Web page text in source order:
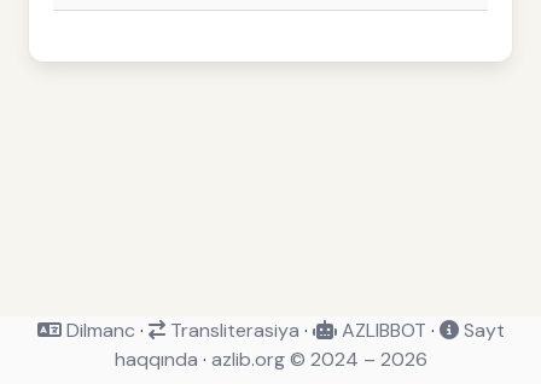
Dilmanc · Transliterasiya · AZLIBBOT ·
Sayt
haqqında · azlib.org © 2024 – 2026